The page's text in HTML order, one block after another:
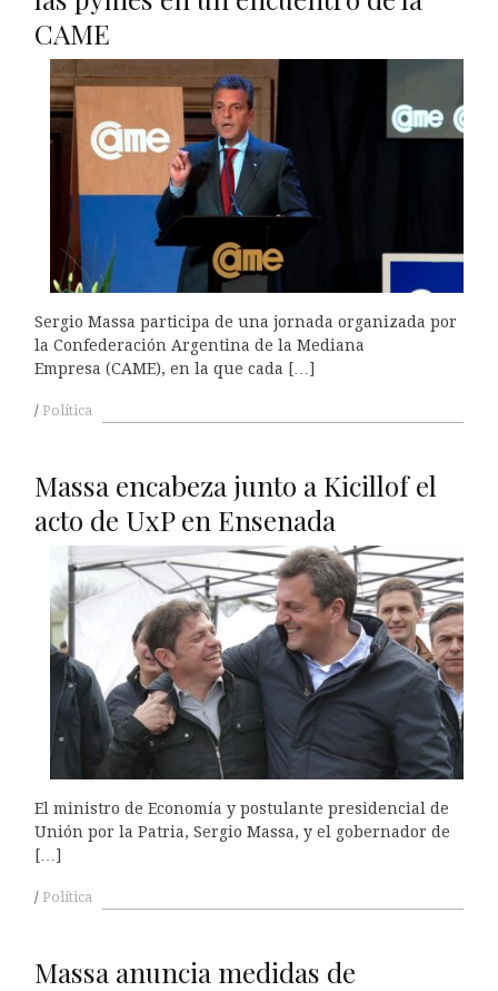
CAME
Sergio Massa participa de una jornada organizada por
la Confederación Argentina de la Mediana
Empresa (CAME), en la que cada […]
Política
Massa encabeza junto a Kicillof el
acto de UxP en Ensenada
El ministro de Economía y postulante presidencial de
Unión por la Patria, Sergio Massa, y el gobernador de
[…]
Política
Massa anuncia medidas de